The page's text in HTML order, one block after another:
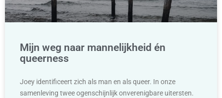
Mijn weg naar mannelijkheid én
queerness
Joey identificeert zich als man en als queer. In onze
samenleving twee ogenschijnlijk onverenigbare uitersten.